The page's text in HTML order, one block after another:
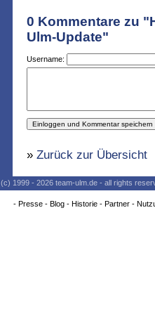
0 Kommentare zu
Ulm-Update"
Username:
» Zurück zur Übersicht
(c) 1999 - 2026 team-ulm.de - all rights
- Presse- Blog- Historie- Partner-